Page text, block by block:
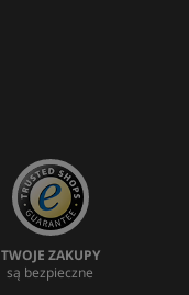
TWOJE ZAKUPY
są bezpieczne